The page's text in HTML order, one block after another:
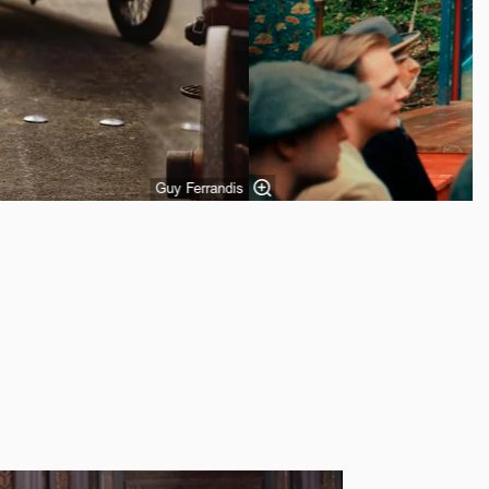
Guy Ferrandis